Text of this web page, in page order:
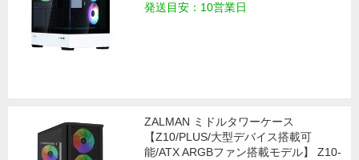
発送目安：10営業日
ZALMAN ミドルタワーケース
【Z10/PLUS/大型デバイス搭載可
能/ATX ARGBファン搭載モデル】 Z10-